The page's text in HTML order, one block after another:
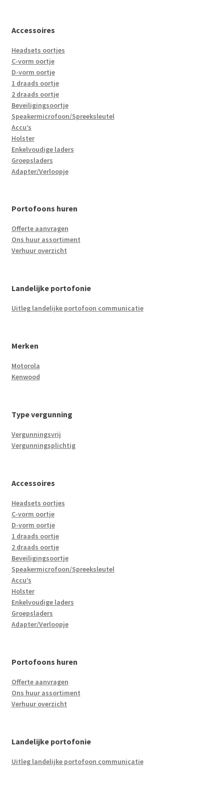
Accessoires
Headsets oortjes
C-vorm oortje
D-vorm oortje
1 draads oortje
2 draads oortje
Beveiligingsoortje
Speakermicrofoon/Spreeksleutel
Accu’s
Holster
Enkelvoudige laders
Groepsladers
Adapter/Verloopje
Portofoons huren
Offerte aanvragen
Ons huur assortiment
Verhuur overzicht
Landelijke portofonie
Uitleg landelijke portofoon communicatie
Merken
Motorola
Kenwood
Type vergunning
Vergunningsvrij
Vergunningsplichtig
Accessoires
Headsets oortjes
C-vorm oortje
D-vorm oortje
1 draads oortje
2 draads oortje
Beveiligingsoortje
Speakermicrofoon/Spreeksleutel
Accu’s
Holster
Enkelvoudige laders
Groepsladers
Adapter/Verloopje
Portofoons huren
Offerte aanvragen
Ons huur assortiment
Verhuur overzicht
Landelijke portofonie
Uitleg landelijke portofoon communicatie